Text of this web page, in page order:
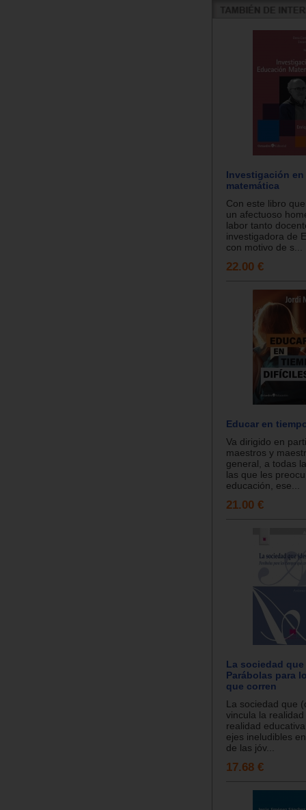
Investigación
matemática
Con este libro
un afectuoso
labor tanto
investigadora de
con motivo de s...
22.00 €
Educar en
Va dirigido en
maestros y
general, a todas
las que les
educación, ese...
21.00 €
La sociedad
Parábolas para
que corren
La sociedad que
vincula la
realidad
ejes ineludibles
de las jóv...
17.68 €